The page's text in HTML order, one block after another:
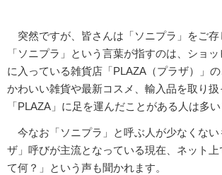
突然ですが、皆さんは「ソニプラ」をご存
「ソニプラ」という言葉が指すのは、ショ
に入っている雑貨店「PLAZA（プラザ）」
かわいい雑貨や最新コスメ、輸入品を取り扱
「PLAZA」に足を運んだことがある人は多い
今なお「ソニプラ」と呼ぶ人が少なくない
ザ」呼びが主流となっている現在、ネット上
て何？」という声も聞かれます。